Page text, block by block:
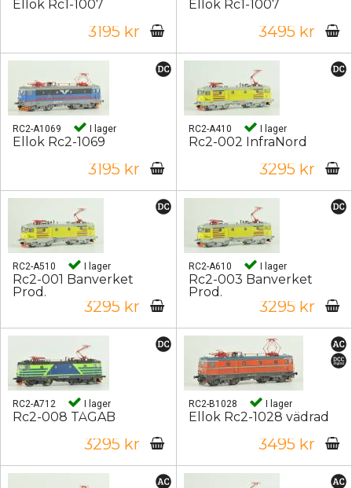
Ellok Rc1-1007
3195 kr
Ellok Rc1-1007
3495 kr
RC2-A1069 I lager
Ellok Rc2-1069
3195 kr
RC2-A410 I lager
Rc2-002 InfraNord
3295 kr
RC2-A510 I lager
Rc2-001 Banverket
Prod.
3295 kr
RC2-A610 I lager
Rc2-003 Banverket
Prod.
3295 kr
RC2-A712 I lager
Rc2-008 TÅGAB
3295 kr
RC2-B1028 I lager
Ellok Rc2-1028 vädrad
3495 kr